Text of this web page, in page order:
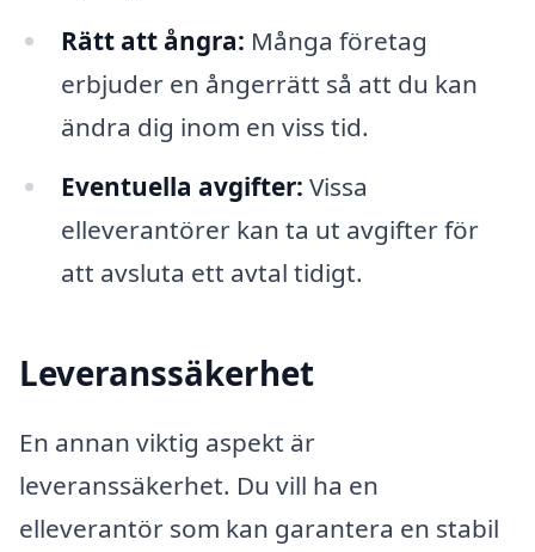
Rätt att ångra: Många företag
erbjuder en ångerrätt så att du kan
ändra dig inom en viss tid.
Eventuella avgifter: Vissa
elleverantörer kan ta ut avgifter för
att avsluta ett avtal tidigt.
Leveranssäkerhet
En annan viktig aspekt är
leveranssäkerhet. Du vill ha en
elleverantör som kan garantera en stabil